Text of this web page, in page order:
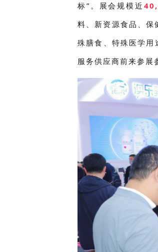
标”。展会规模近
料、新资源食品、
殊膳食、特殊医学
服务供应商前来参展